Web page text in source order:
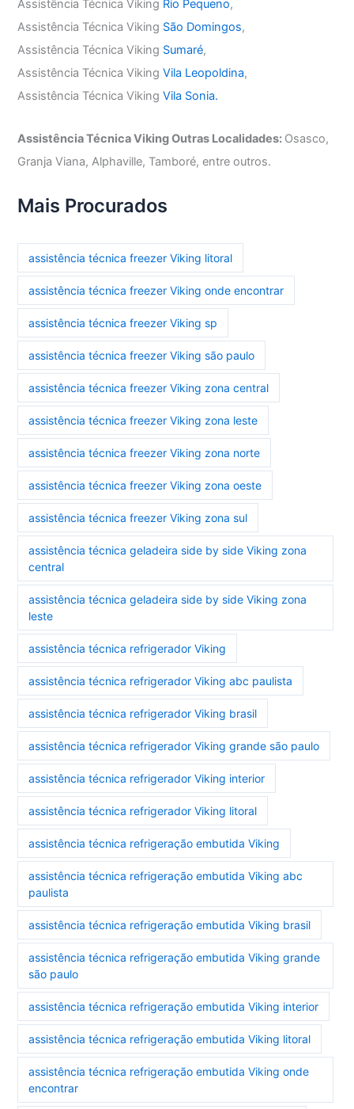
Assistência Técnica Viking Rio Pequeno,
Assistência Técnica Viking São Domingos,
Assistência Técnica Viking Sumaré,
Assistência Técnica VikingVila Leopoldina,
Assistência Técnica VikingVila Sonia.
Assistência Técnica Viking Outras Localidades: Osasco,
Granja Viana, Alphaville, Tamboré, entre outros.
Mais Procurados
assistência técnica freezer Viking litoral
assistência técnica freezer Viking onde encontrar
assistência técnica freezer Viking sp
assistência técnica freezer Viking são paulo
assistência técnica freezer Viking zona central
assistência técnica freezer Viking zona leste
assistência técnica freezer Viking zona norte
assistência técnica freezer Viking zona oeste
assistência técnica freezer Viking zona sul
assistência técnica geladeira side by side Viking zona
central
assistência técnica geladeira side by side Viking zona
leste
assistência técnica refrigerador Viking
assistência técnica refrigerador Viking abc paulista
assistência técnica refrigerador Viking brasil
assistência técnica refrigerador Viking grande são paulo
assistência técnica refrigerador Viking interior
assistência técnica refrigerador Viking litoral
assistência técnica refrigeração embutida Viking
assistência técnica refrigeração embutida Viking abc
paulista
assistência técnica refrigeração embutida Viking brasil
assistência técnica refrigeração embutida Viking grande
são paulo
assistência técnica refrigeração embutida Viking interior
assistência técnica refrigeração embutida Viking litoral
assistência técnica refrigeração embutida Viking onde
encontrar